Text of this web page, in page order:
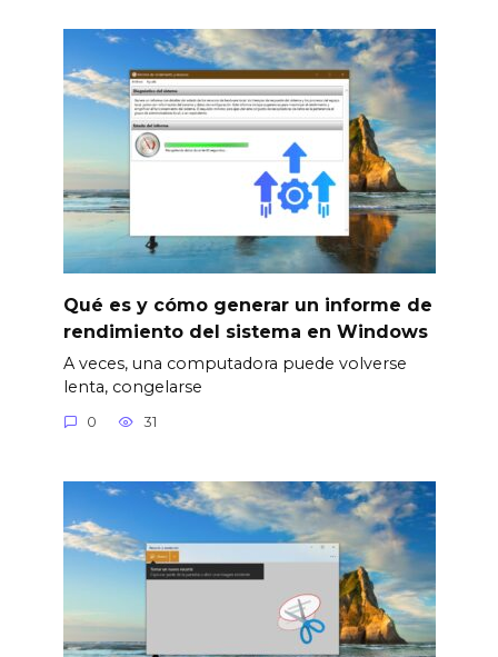
Qué es y cómo generar un informe de
rendimiento del sistema en Windows
A veces, una computadora puede volverse
lenta, congelarse
0 31